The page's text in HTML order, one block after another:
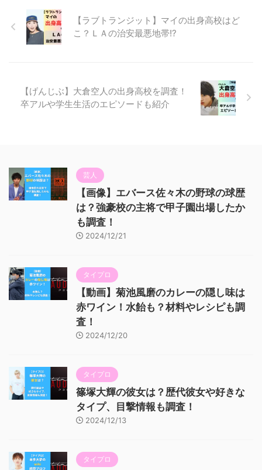
【ラブトランジット】マイの出身高校はど
こ？ＬＡの治安最悪地帯!?
【げんじぶ】大倉空人の出身高校を調査！
卒アルや学生生活のエピソードも紹介
芸人
【画像】エバース佐々木の野球の球歴
は？強豪校の主将で甲子園出場したか
も調査！
2024/12/21
タイプロ
【動画】菊池風磨のカレーの隠し味は
赤ワイン！水飴も？材料やレシピも調
査！
2024/12/20
タイプロ
篠塚大輝の彼女は？歴代彼女や好きな
タイプ、目撃情報も調査！
2024/12/13
タイプロ